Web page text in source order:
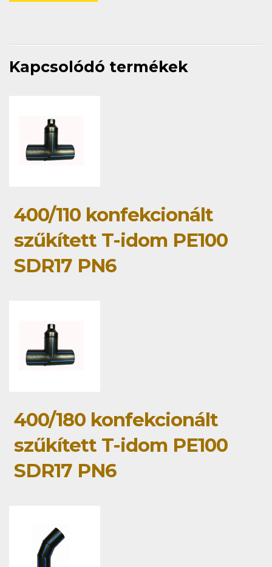
Kapcsolódó termékek
400/110 konfekcionált
szűkített T-idom PE100
SDR17 PN6
400/180 konfekcionált
szűkített T-idom PE100
SDR17 PN6